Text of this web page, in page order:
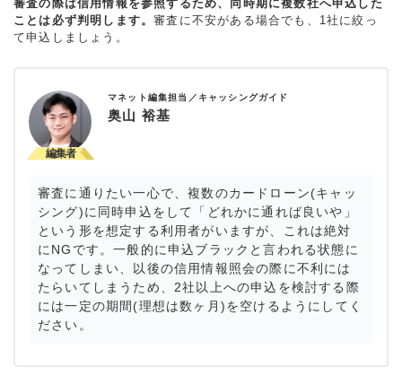
審査の際は信用情報を参照するため、同時期に複数社へ申込した
ことは必ず判明します。審査に不安がある場合でも、1社に絞っ
て申込しましょう。
マネット編集担当／キャッシングガイド
奥山 裕基
審査に通りたい一心で、複数のカードローン(キャッ
シング)に同時申込をして「どれかに通れば良いや」
という形を想定する利用者がいますが、これは絶対
にNGです。一般的に申込ブラックと言われる状態に
なってしまい、以後の信用情報照会の際に不利には
たらいてしまうため、2社以上への申込を検討する際
には一定の期間(理想は数ヶ月)を空けるようにしてく
ださい。